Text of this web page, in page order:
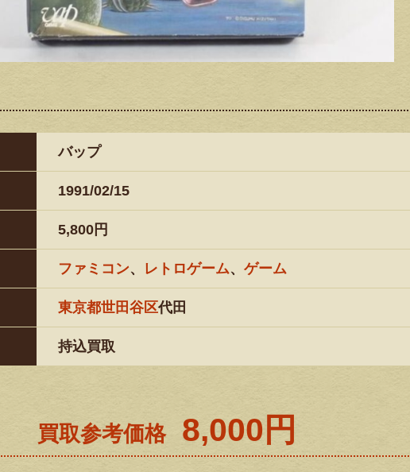
バップ
1991/02/15
5,800円
ファミコン、 レトロゲーム、 ゲーム
東京都世田谷区代田
持込買取
買取参考価格 8,000円